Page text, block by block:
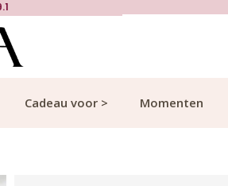
Cadeau voor > Momenten